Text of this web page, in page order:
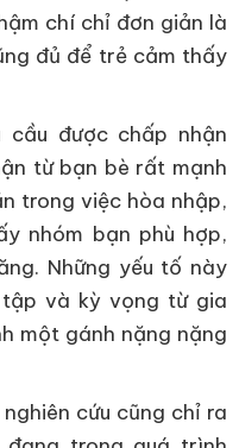
chí chỉ đơn giản là
đủ để trẻ cảm thấy
được chấp nhận
từ bạn bè rất mạnh
trong việc hòa nhập,
nhóm bạn phù hợp,
Những yếu tố này
và kỳ vọng từ gia
một gánh nặng nặng
cứu cũng chỉ ra